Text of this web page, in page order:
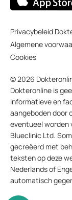
Privacybeleid
Algemene
Cookies
© 2026
Dokteronline is
informatieve en
aangeboden door
eventueel worden
Blueclinic Ltd.
gecreëerd met
teksten op deze
Nederlands of
automatisch